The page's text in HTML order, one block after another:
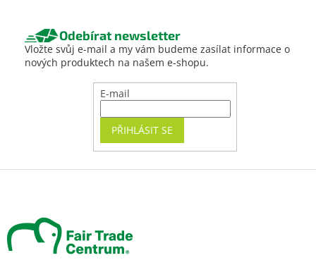
Odebírat newsletter
Vložte svůj e-mail a my vám budeme zasílat informace o
nových produktech na našem e-shopu.
E-mail
PŘIHLÁSIT SE